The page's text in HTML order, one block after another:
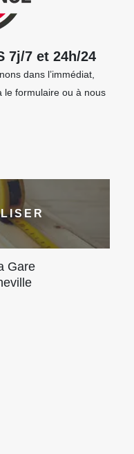
7j/7 et 24h/24
dans l’immédiat,
le formulaire ou à nous
Gare